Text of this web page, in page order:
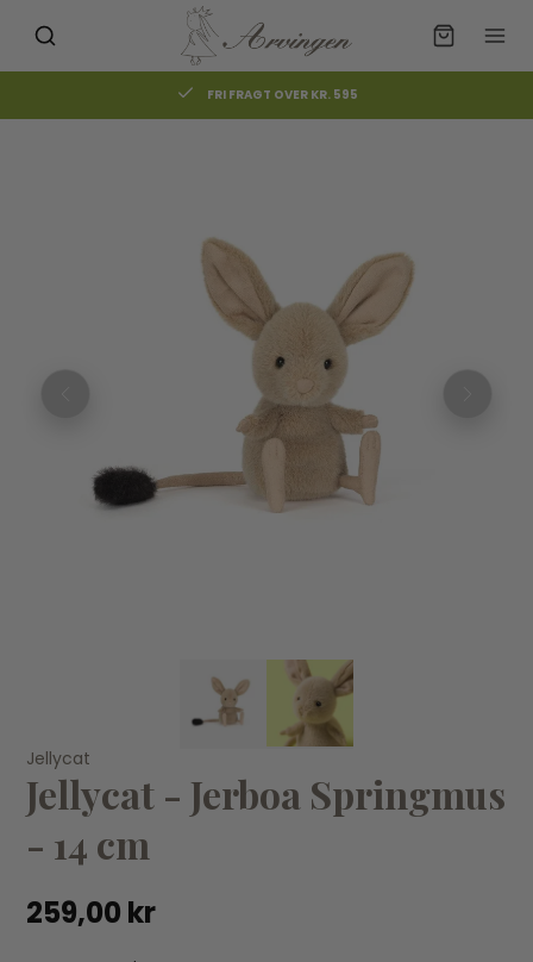
FRI FRAGT OVER KR. 595
Jellycat
Jellycat - Fancy Karpe - 20 cm
289,00 kr
Jellycat
Jellycat - Jerboa Springmus
- 14 cm
259,00 kr